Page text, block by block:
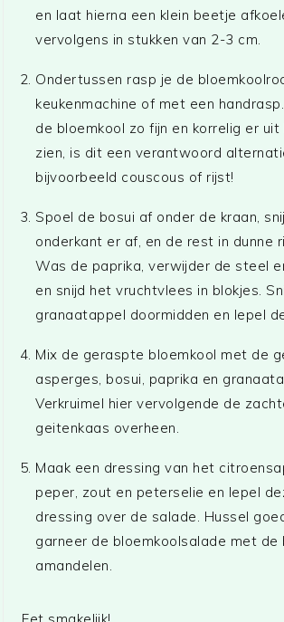
en laat hierna een klein beetje
vervolgens in stukken van 2-3 cm.
Ondertussen rasp je de
keukenmachine of met een
de bloemkool zo fijn en korrelig er
zien, is dit een verantwoord
bijvoorbeeld couscous of rijst!
Spoel de bosui af onder de kraan,
onderkant er af, en de rest in dunne
Was de paprika, verwijder de steel
en snijd het vruchtvlees in blokjes.
granaatappel doormidden en lepel
Mix de geraspte bloemkool met de
asperges, bosui, paprika en
Verkruimel hier vervolgende de
geitenkaas overheen.
Maak een dressing van het
peper, zout en peterselie en lepel
dressing over de salade. Hussel
garneer de bloemkoolsalade met de
amandelen.